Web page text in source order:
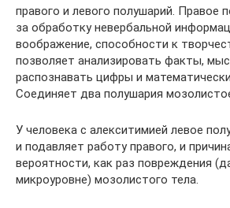
правого и левого полушарий. Правое
за обработку невербальной
воображение, способности к
позволяет анализировать факты,
распознавать цифры и
Соединяет два полушария
У человека с алекситимией левое
и подавляет работу правого, и
вероятности, как раз повреждения
микроуровне) мозолистого тела.